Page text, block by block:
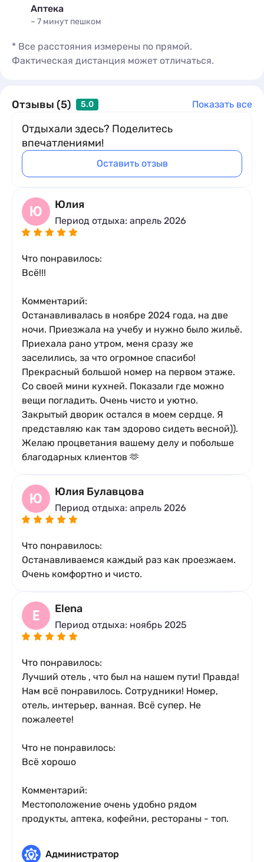
Аптека
~ 7 минут пешком
* Все расстояния измерены по прямой.
Фактическая дистанция может отличаться.
Отзывы (5) 5.0 Показать все
Отдыхали здесь? Поделитесь
впечатлениями!
Оставить отзыв
Ю Юлия
Период отдыха: апрель 2026
Что понравилось:
Всё!!!
Комментарий:
Останавливалась в ноябре 2024 года, на две
ночи. Приезжала на учебу и нужно было жильё.
Приехала рано утром, меня сразу же
заселились, за что огромное спасибо!
Прекрасный большой номер на первом этаже.
Со своей мини кухней. Показали где можно
вещи погладить. Очень чисто и уютно.
Закрытый дворик остался в моем сердце. Я
представляю как там здорово сидеть весной)).
Желаю процветания вашему делу и побольше
благодарных клиентов 🫶
Ю Юлия Булавцова
Период отдыха: апрель 2026
Что понравилось:
Останавливаемся каждый раз как проезжаем.
Очень комфортно и чисто.
E Elena
Период отдыха: ноябрь 2025
Что понравилось:
Лучший отель , что был на нашем пути! Правда!
Нам всё понравилось. Сотрудники! Номер,
отель, интерьер, ванная. Всё супер. Не
пожалеете!
Что не понравилось:
Всё хорошо
Комментарий:
Местоположение очень удобно рядом
продукты, аптека, кофейни, рестораны - топ.
Администратор